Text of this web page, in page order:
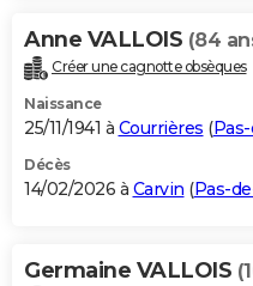
Anne VALLOIS (84
Créer une cagnotte obsèques
Naissance
25/11/1941 à Courrières (
Décès
14/02/2026 à Carvin (Pas-
Germaine VALLOIS